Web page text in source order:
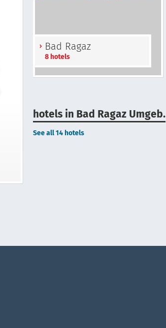
Bad Ragaz
8 hotels
hotels in Bad Ragaz Umgeb.
See all 14 hotels